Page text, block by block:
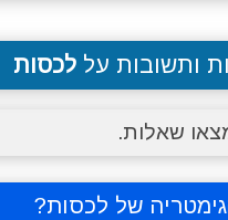
ותשובות עללכסות
שאלות.
של לכסות?